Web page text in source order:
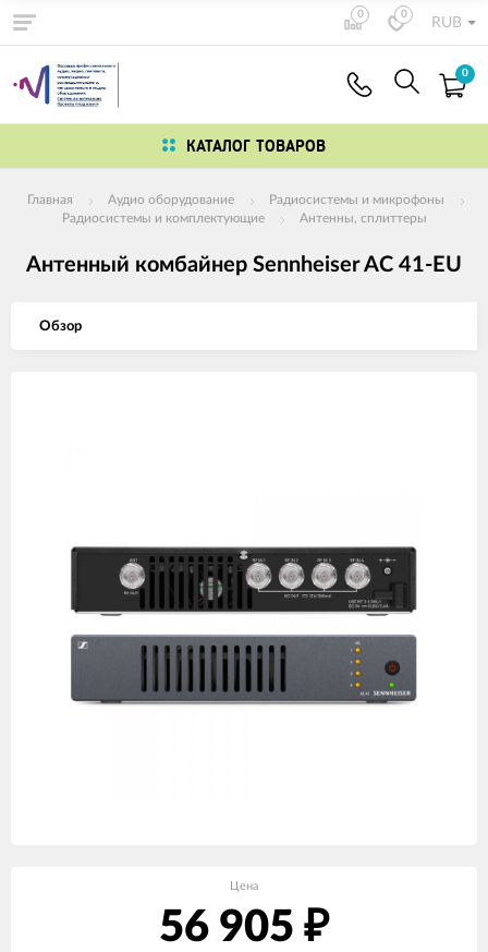
0 0
RUB
0
КАТАЛОГ ТОВАРОВ
Главная Аудио оборудование
Радиосистемы и микрофоны
Радиосистемы и комплектующие
Антенны, сплиттеры
Антенный комбайнер Sennheiser AC 41-EU
Обзор
Цена
56 905 ₽